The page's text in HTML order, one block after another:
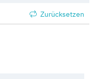
Zurücksetzen